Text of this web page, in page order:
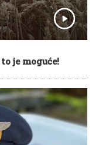
je moguće!